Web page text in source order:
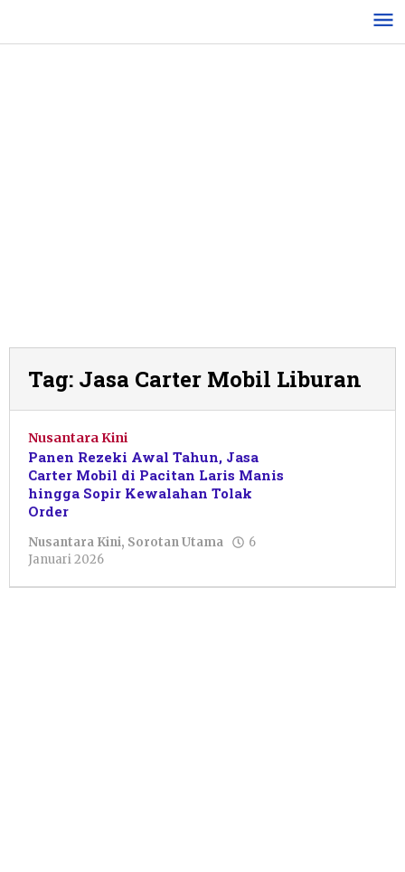
konten
Tag: Jasa Carter Mobil Liburan
Nusantara Kini
Panen Rezeki Awal Tahun, Jasa
Carter Mobil di Pacitan Laris Manis
hingga Sopir Kewalahan Tolak
Order
Nusantara Kini, Sorotan Utama
6
Januari 2026
Bangun